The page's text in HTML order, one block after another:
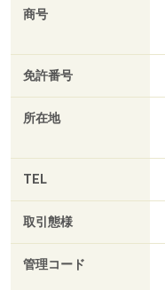
商号
免許番号
所在地
TEL
取引態様
管理コード